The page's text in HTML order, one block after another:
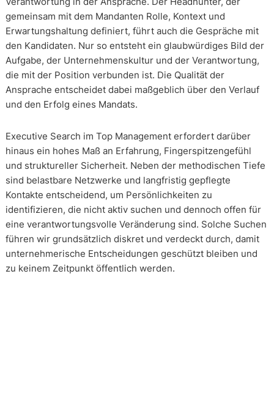
gemeinsam mit dem Mandanten Rolle, Kontext und
Erwartungshaltung definiert, führt auch die Gespräche mit
den Kandidaten. Nur so entsteht ein glaubwürdiges Bild der
Aufgabe, der Unternehmenskultur und der Verantwortung,
die mit der Position verbunden ist. Die Qualität der
Ansprache entscheidet dabei maßgeblich über den Verlauf
und den Erfolg eines Mandats.
Executive Search im Top Management erfordert darüber
hinaus ein hohes Maß an Erfahrung, Fingerspitzengefühl
und struktureller Sicherheit. Neben der methodischen Tiefe
sind belastbare Netzwerke und langfristig gepflegte
Kontakte entscheidend, um Persönlichkeiten zu
identifizieren, die nicht aktiv suchen und dennoch offen für
eine verantwortungsvolle Veränderung sind. Solche Suchen
führen wir grundsätzlich diskret und verdeckt durch, damit
unternehmerische Entscheidungen geschützt bleiben und
zu keinem Zeitpunkt öffentlich werden.